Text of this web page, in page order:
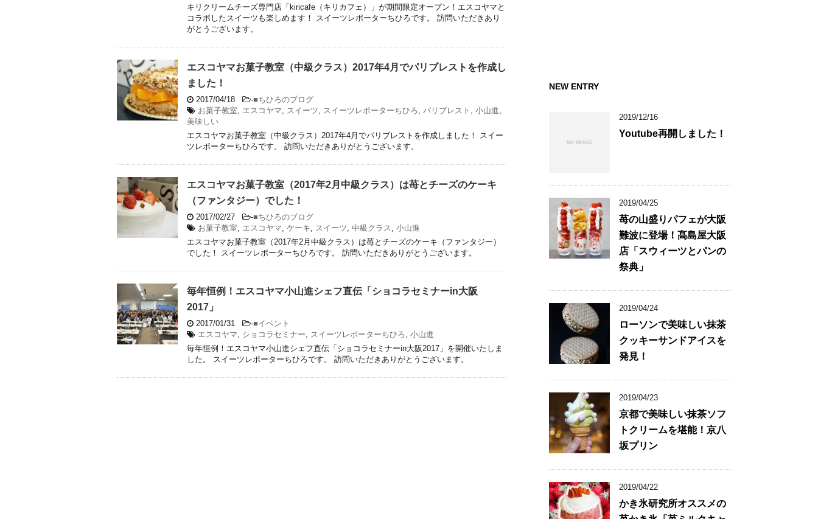
キリクリームチーズ専門店「kiricafe（キリカフェ）」が期間限定オープン！エスコヤマと
コラボしたスイーツも楽しめます！ スイーツレポーターちひろです。 訪問いただきあり
がとうございます。
エスコヤマお菓子教室（中級クラス）2017年4月でパリブレストを作成し
ました！
2017/04/18 -■ちひろのブログ
お菓子教室
エスコヤマ スイーツ スイーツレポーターちひろ パリブレスト 小山進
美味しい
エスコヤマお菓子教室（中級クラス）2017年4月でパリブレストを作成しました！ スイー
ツレポーターちひろです。 訪問いただきありがとうございます。
エスコヤマお菓子教室（2017年2月中級クラス）は苺とチーズのケーキ
（ファンタジー）でした！
2017/02/27 -■ちひろのブログ
お菓子教室
エスコヤマ ケーキ スイーツ 中級クラス
小山進
エスコヤマお菓子教室（2017年2月中級クラス）は苺とチーズのケーキ（ファンタジー）
でした！ スイーツレポーターちひろです。 訪問いただきありがとうございます。
毎年恒例！エスコヤマ小山進シェフ直伝「ショコラセミナーin大阪
2017」
2017/01/31 -■イベント
エスコヤマ
ショコラセミナー スイーツレポーターちひろ
小山進
毎年恒例！エスコヤマ小山進シェフ直伝「ショコラセミナーin大阪2017」を開催いたしま
した。 スイーツレポーターちひろです。 訪問いただきありがとうございます。
NEW ENTRY
2019/12/16
Youtube再開しました！
2019/04/25
苺の山盛りパフェが大阪
難波に登場！髙島屋大阪
店「スウィーツとパンの
祭典」
2019/04/24
ローソンで美味しい抹茶
クッキーサンドアイスを
発見！
2019/04/23
京都で美味しい抹茶ソフ
トクリームを堪能！京八
坂プリン
2019/04/22
かき氷研究所オススメの